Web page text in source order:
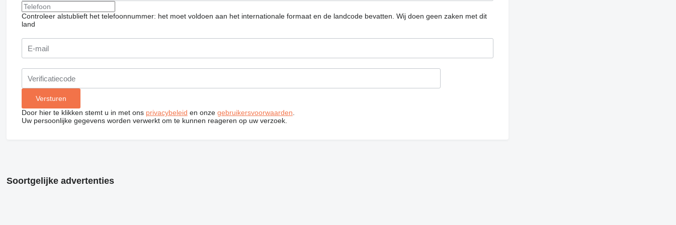
Controleer alstublieft het telefoonnummer: het moet voldoen aan het internationale formaat en de landcode bevatten. Wij doen geen zaken met dit
land
Door hier te klikken stemt u in met ons privacybeleid en onze gebruikersvoorwaarden.
Uw persoonlijke gegevens worden verwerkt om te kunnen reageren op uw verzoek.
Soortgelijke advertenties